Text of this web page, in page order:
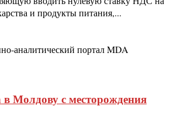
и продукты питания,...
аналитический портал MDA
в Молдову с месторождения